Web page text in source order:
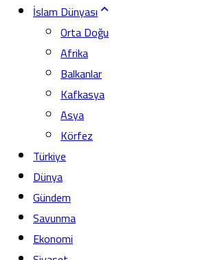
İslam Dünyası
Orta Doğu
Afrika
Balkanlar
Kafkasya
Asya
Körfez
Türkiye
Dünya
Gündem
Savunma
Ekonomi